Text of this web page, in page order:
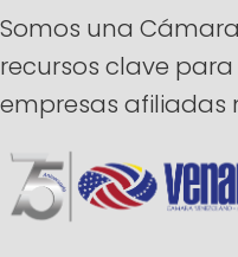
Somos una
recursos clave
empresas afiliadas